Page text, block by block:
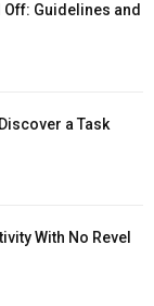
Off: Guidelines and
a Task
With No Revel